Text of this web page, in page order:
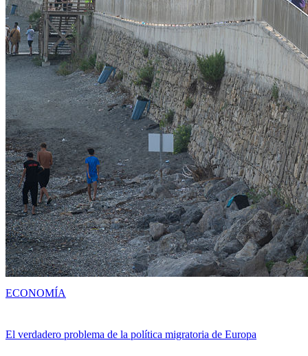
El verdadero problema de la política migratoria de Europa
ECONOMÍA